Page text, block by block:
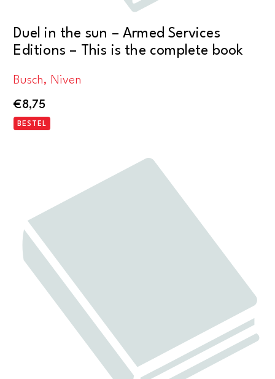
Duel in the sun – Armed Services
Editions – This is the complete book
Busch, Niven
€8,75
BESTEL